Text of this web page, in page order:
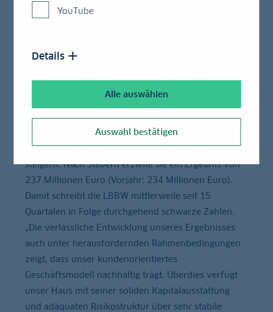
Die Landesbank Baden-Württemberg (LBBW) hat in
Vergleich zum Vorjahreszeitraum verbessert und
Regulierung, anhaltend niedrigen Zinsen und
intensivem Wettbewerb konnte sie ihr
Konzernergebnis vor Steuern zum 30. September
2015 von 329 Millionen Euro auf 350 Millionen Euro
steigern. Nach Steuern erzielte sie ein Ergebnis von
237 Millionen Euro (Vorjahr: 234 Millionen Euro).
Damit schreibt die LBBW mittlerweile seit 15
Quartalen in Folge durchgehend schwarze Zahlen.
„Die verlässliche Entwicklung unseres Ergebnisses
auch unter herausfordernden Rahmenbedingungen
zeigt, dass unser kundenorientiertes
Geschäftsmodell nachhaltig trägt. Überdies verfügt
unser Haus mit seiner soliden Kapitalausstattung
und adäquaten Risikostruktur über sehr stabile
YouTube
Details
Alle auswählen
Auswahl bestätigen